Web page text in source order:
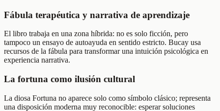
Fábula terapéutica y narrativa de aprendizaje
El libro trabaja en una zona híbrida: no es solo ficción, pero
tampoco un ensayo de autoayuda en sentido estricto. Bucay usa
recursos de la fábula para transformar una intuición psicológica en
experiencia narrativa.
La fortuna como ilusión cultural
La diosa Fortuna no aparece solo como símbolo clásico; representa
una disposición moderna muy reconocible: esperar soluciones